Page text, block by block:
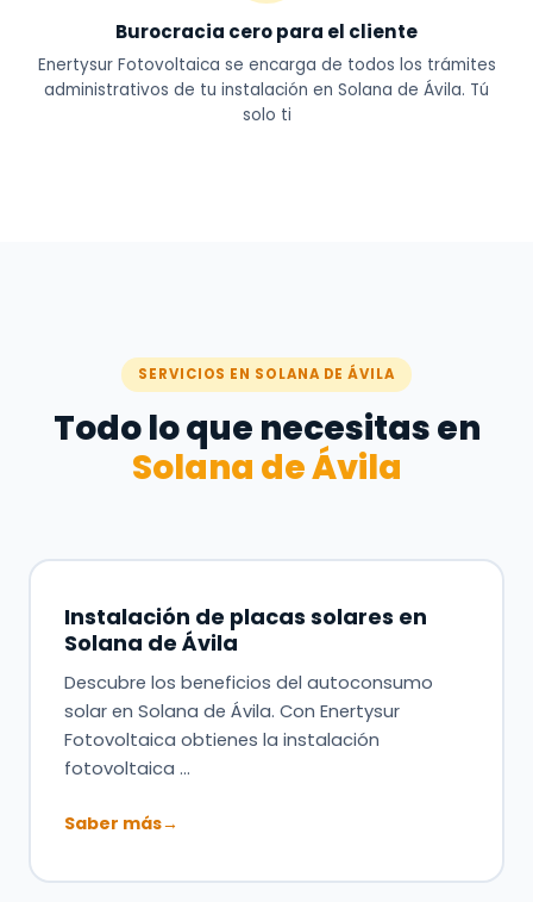
Burocracia cero para el cliente
Enertysur Fotovoltaica se encarga de todos los trámites
administrativos de tu instalación en Solana de Ávila. Tú
solo ti
SERVICIOS EN SOLANA DE ÁVILA
Todo lo que necesitas en
Solana de Ávila
Instalación de placas solares en
Solana de Ávila
Descubre los beneficios del autoconsumo
solar en Solana de Ávila. Con Enertysur
Fotovoltaica obtienes la instalación
fotovoltaica …
Saber más→